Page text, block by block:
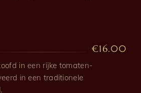
€16.00
in een rijke tomaten-
in een traditionele